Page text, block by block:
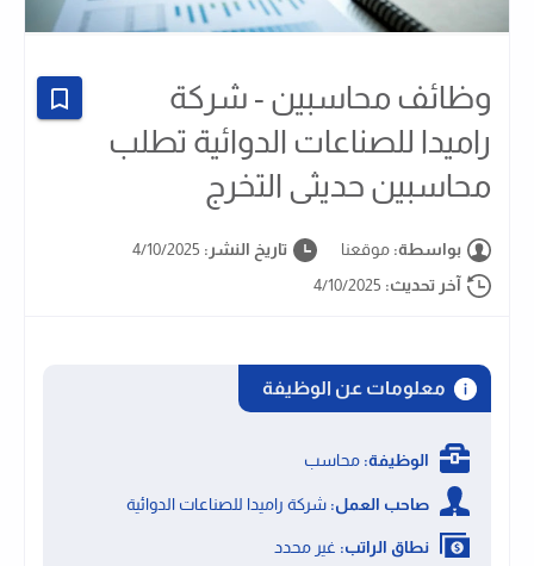
وظائف محاسبين - شركة
راميدا للصناعات الدوائية تطلب
محاسبين حديثى التخرج
بواسطة: موقعنا تاريخ النشر: 4/10/2025
آخر تحديث: 4/10/2025
معلومات عن الوظيفة
الوظيفة: محاسب
صاحب العمل: شركة راميدا للصناعات الدوائية
نطاق الراتب: غير محدد